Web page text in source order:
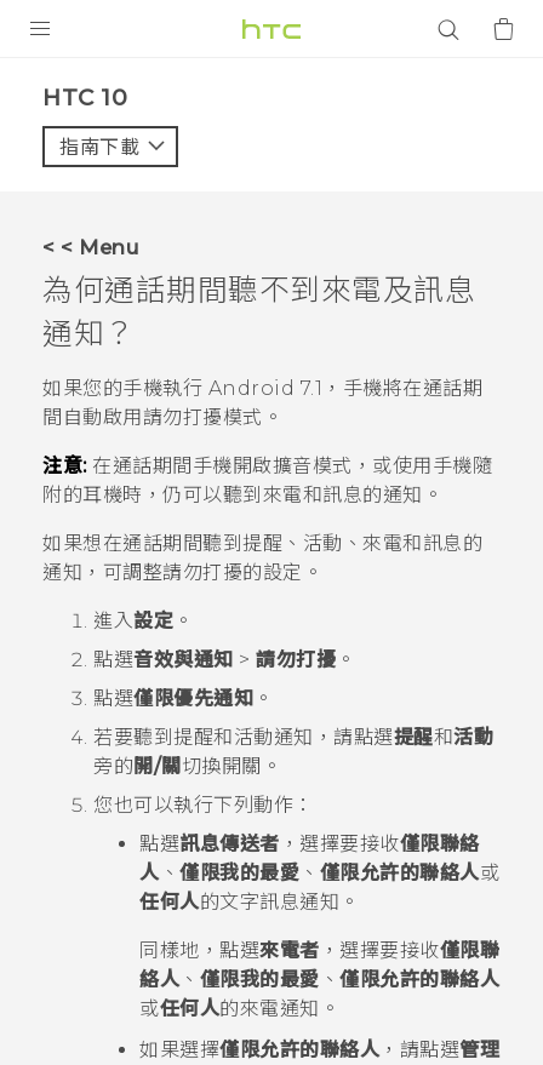
VIVE
VIVERSE
應用程式
支援服務
登入
HTC 10‎
指南下載
< < Menu
為何通話期間聽不到來電及訊息
通知？
如果您的手機執行 Android 7.1，手機將在通話期
間自動啟用請勿打擾模式。
注意:在通話期間手機開啟擴音模式，或使用手機隨
附的耳機時，仍可以聽到來電和訊息的通知。
如果想在通話期間聽到提醒、活動、來電和訊息的
通知，可調整請勿打擾的設定。
進入設定 。
點選音效與通知 > 請勿打擾 。
點選僅限優先通知 。
若要聽到提醒和活動通知，請點選提醒和活動
旁的 開/關 切換開關。
您也可以執行下列動作：
點選訊息傳送者 ，選擇要接收僅限聯絡
人、 僅限我的最愛 、 僅限允許的聯絡人或
任何人的文字訊息通知。
同樣地，點選來電者 ，選擇要接收僅限聯
絡人、 僅限我的最愛 、 僅限允許的聯絡人
或任何人的來電通知。
如果選擇僅限允許的聯絡人，請點選管理